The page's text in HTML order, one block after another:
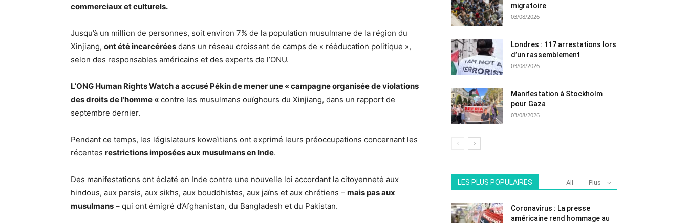
commerciaux et culturels.
Jusqu’à un million de personnes, soit environ 7% de la population musulmane de la région du
Xinjiang, ont été incarcérées dans un réseau croissant de camps de « rééducation politique »,
selon des responsables américains et des experts de l’ONU.
L’ONG Human Rights Watch a accusé Pékin de mener une « campagne organisée de violations
des droits de l’homme « contre les musulmans ouïghours du Xinjiang, dans un rapport de
septembre dernier.
Pendant ce temps, les législateurs koweïtiens ont exprimé leurs préoccupations concernant les
récentes restrictions imposées aux musulmans en Inde.
Des manifestations ont éclaté en Inde contre une nouvelle loi accordant la citoyenneté aux
hindous, aux parsis, aux sikhs, aux bouddhistes, aux jaïns et aux chrétiens – mais pas aux
musulmans – qui ont émigré d’Afghanistan, du Bangladesh et du Pakistan.
migratoire
03/08/2026
Londres : 117 arrestations lors
d’un rassemblement
03/08/2026
Manifestation à Stockholm
pour Gaza
03/08/2026
LES PLUS POPULAIRES All Plus
Coronavirus : La presse
américaine rend hommage au